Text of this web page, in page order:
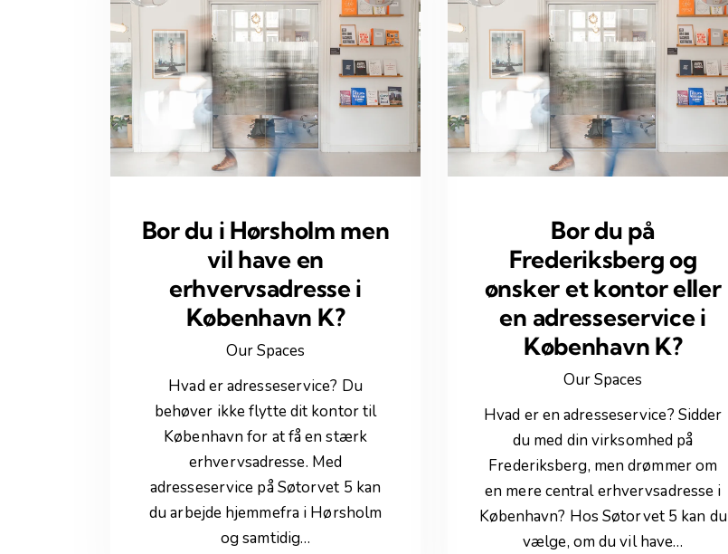
Bor du i Hørsholm men
vil have en
erhvervsadresse i
København K?
Our Spaces
Hvad er adresseservice? Du
behøver ikke flytte dit kontor til
København for at få en stærk
erhvervsadresse. Med
adresseservice på Søtorvet 5 kan
du arbejde hjemmefra i Hørsholm
og samtidig…
Bor du på
Frederiksberg og
ønsker et kontor eller
en adresseservice i
København K?
Our Spaces
Hvad er en adresseservice? Sidder
du med din virksomhed på
Frederiksberg, men drømmer om
en mere central erhvervsadresse i
København? Hos Søtorvet 5 kan du
vælge, om du vil have…